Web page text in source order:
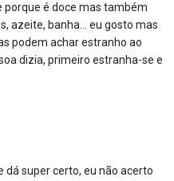
porque é doce mas também
azeite, banha… eu gosto mas
podem achar estranho ao
dizia, primeiro estranha-se e
super certo, eu não acerto